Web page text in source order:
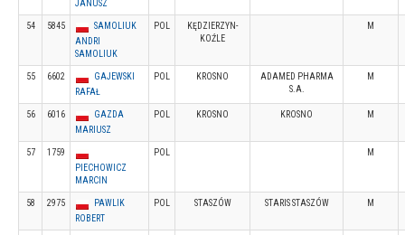
JANUSZ
54 5845
SAMOLIUK
ANDRI
SAMOLIUK
POL
KĘDZIERZYN-
KOŹLE
M
55 6602
GAJEWSKI
RAFAŁ
POL KROSNO
ADAMED PHARMA
S.A.
M
56 6016
GAZDA
MARIUSZ
POL KROSNO KROSNO M
57
1759
PIECHOWICZ
MARCIN
POL M
58 2975
PAWLIK
ROBERT
POL STASZÓW STARIS STASZÓW M